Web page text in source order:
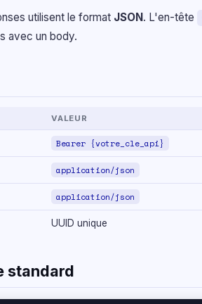
utilisent le format JSON. L'en-tête
avec un body.
VALEUR
Bearer {votre_cle_api}
application/json
application/json
UUID unique
standard